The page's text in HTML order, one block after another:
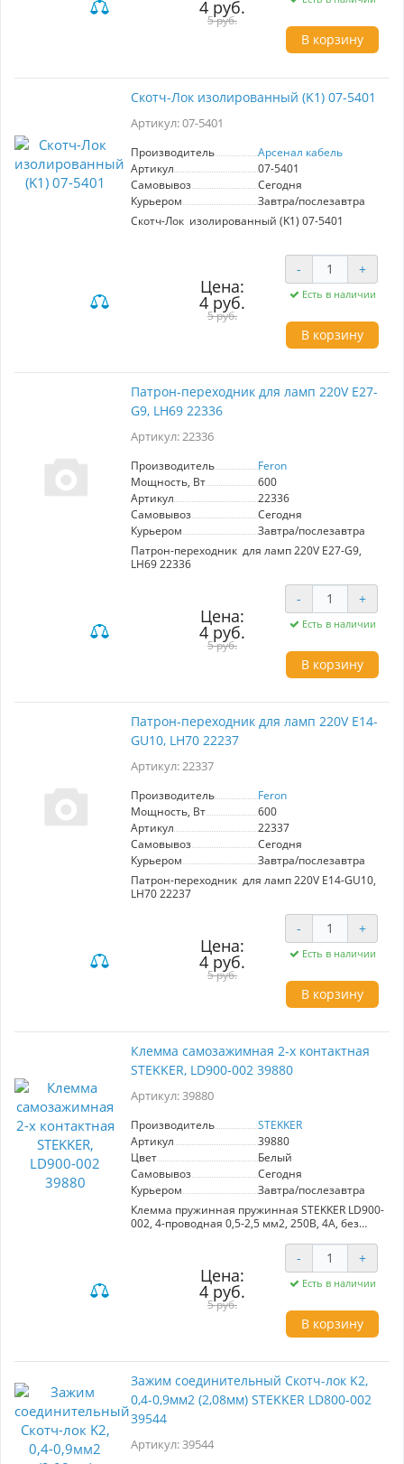
Количество в пакетике - 50 шт
4 руб.
5 руб.
В корзину
Скотч-Лок изолированный (K1) 07-5401
Артикул: 07-5401
Производитель
Арсенал кабель
Артикул
07-5401
Самовывоз
Сегодня
Курьером
Завтра/послезавтра
Скотч-Лок изолированный (K1) 07-5401
Цена:
4 руб.
5 руб.
- +
Есть в наличии
В корзину
Патрон-переходник для ламп 220V E27-
G9, LH69 22336
Артикул: 22336
Производитель
Feron
Мощность, Вт
600
Артикул
22336
Самовывоз
Сегодня
Курьером
Завтра/послезавтра
Патрон-переходник для ламп 220V E27-G9,
LH69 22336
Цена:
4 руб.
5 руб.
- +
Есть в наличии
В корзину
Патрон-переходник для ламп 220V E14-
GU10, LH70 22237
Артикул: 22337
Производитель
Feron
Мощность, Вт
600
Артикул
22337
Самовывоз
Сегодня
Курьером
Завтра/послезавтра
Патрон-переходник для ламп 220V E14-GU10,
LH70 22237
Цена:
4 руб.
5 руб.
- +
Есть в наличии
В корзину
Клемма самозажимная 2-х контактная
STEKKER, LD900-002 39880
Артикул: 39880
Производитель
STEKKER
Артикул
39880
Цвет
Белый
Самовывоз
Сегодня
Курьером
Завтра/послезавтра
Клемма пружинная пружинная STEKKER LD900-
002, 4-проводная 0,5-2,5 мм2, 250В, 4A, без
сталь. Тип провода одножильный/
многожильный, материал провода сталь,
температура окружающей среды -20...+40°C
Цена:
4 руб.
5 руб.
- +
Есть в наличии
В корзину
Зажим соединительный Скотч-лок K2,
0,4-0,9мм2 (2,08мм) STEKKER LD800-002
39544
Артикул: 39544